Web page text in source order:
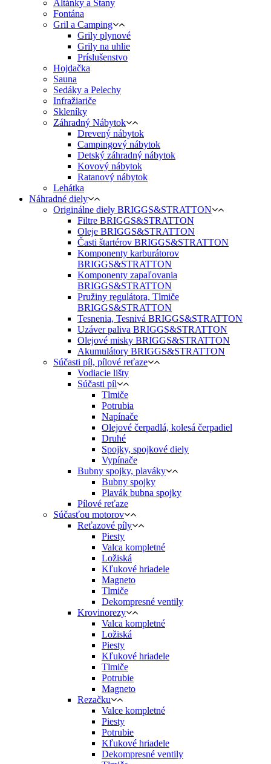
Altánky a Stany
Fontána
Gril a Camping
Grily plynové
Grily na uhlie
Príslušenstvo
Hojdačka
Sauna
Sedáky a Pelechy
Infražiariče
Skleníky
Záhradný Nábytok
Drevený nábytok
Campingový nábytok
Detský záhradný nábytok
Kovový nábytok
Ratanový nábytok
Lehátka
Náhradné diely
Originálne diely BRIGGS&STRATTON
Filtre BRIGGS&STRATTON
Oleje BRIGGS&STRATTON
Časti štartérov BRIGGS&STRATTON
Komponenty karburátorov
BRIGGS&STRATTON
Komponenty zapaľovania
BRIGGS&STRATTON
Pružiny regulátora, Tlmiče
BRIGGS&STRATTON
Tesnenia, Tesnivá BRIGGS&STRATTON
Uzáver paliva BRIGGS&STRATTON
Olejové misky BRIGGS&STRATTON
Akumulátory BRIGGS&STRATTON
Súčasti píl, pílové reťaze
Vodiacie lišty
Súčasti píl
Tlmiče
Potrubia
Napínače
Olejové čerpadlá, kolesá čerpadiel
Druhé
Spojky, spojkové diely
Vypínače
Bubny spojky, plaváky
Bubny spojky
Plavák bubna spojky
Pílové reťaze
Súčasťou motorov
Reťazové píly
Piesty
Valca kompletné
Ložiská
Kľukové hriadele
Magneto
Tlmiče
Dekompresné ventily
Krovinorezy
Valca kompletné
Ložiská
Piesty
Kľukové hriadele
Tlmiče
Potrubie
Magneto
Rezačku
Valce kompletné
Piesty
Potrubie
Kľukové hriadele
Dekompresné ventily